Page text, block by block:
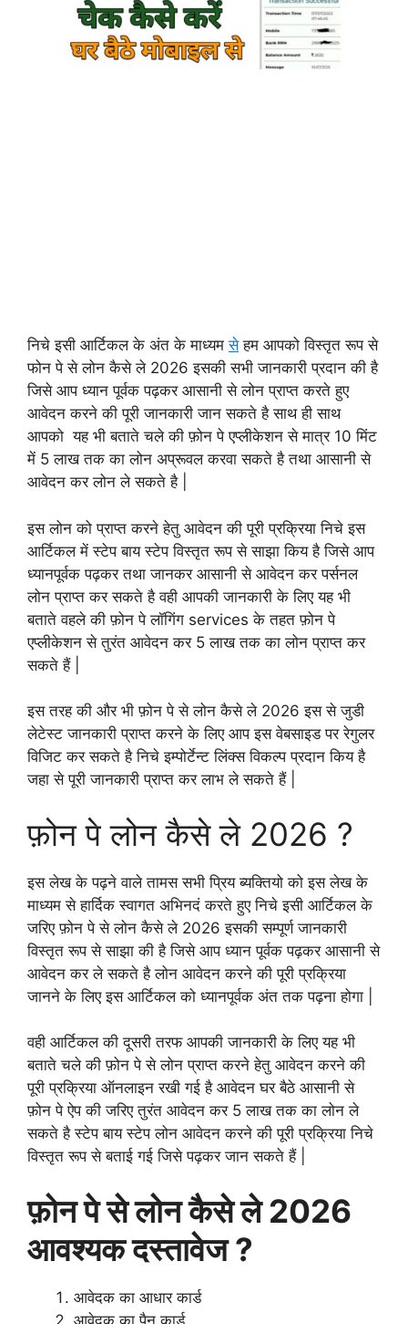
निचे इसी आर्टिकल के अंत के माध्यमसेहम आपको विस्तृत रूप से
फोन पे से लोन कैसे ले 2026 इसकी सभी जानकारी प्रदान की है
जिसे आप ध्यान पूर्वक पढ़कर आसानी से लोन प्राप्त करते हुए
आवेदन करने की पूरी जानकारी जान सकते है साथ ही साथ
आपको यह भी बताते चले की फ़ोन पे एप्लीकेशन से मात्र 10 मिंट
में 5 लाख तक का लोन अप्रूवल करवा सकते है तथा आसानी से
आवेदन कर लोन ले सकते है |
इस लोन को प्राप्त करने हेतु आवेदन की पूरी प्रक्रिया निचे इस
आर्टिकल में स्टेप बाय स्टेप विस्तृत रूप से साझा किय है जिसे आप
ध्यानपूर्वक पढ़कर तथा जानकर आसानी से आवेदन कर पर्सनल
लोन प्राप्त कर सकते है वही आपकी जानकारी के लिए यह भी
बताते वहले की फ़ोन पे लॉगिंग services के तहत फ़ोन पे
एप्लीकेशन से तुरंत आवेदन कर 5 लाख तक का लोन प्राप्त कर
सकते हैं |
इस तरह की और भी फ़ोन पे से लोन कैसे ले 2026 इस से जुडी
लेटेस्ट जानकारी प्राप्त करने के लिए आप इस वेबसाइड पर रेगुलर
विजिट कर सकते है निचे इम्पोर्टेन्ट लिंक्स विकल्प प्रदान किय है
जहा से पूरी जानकारी प्राप्त कर लाभ ले सकते हैं |
फ़ोन पे लोन कैसे ले 2026 ?
इस लेख के पढ़ने वाले तामस सभी प्रिय ब्यक्तियो को इस लेख के
माध्यम से हार्दिक स्वागत अभिनदं करते हुए निचे इसी आर्टिकल के
जरिए फ़ोन पे से लोन कैसे ले 2026 इसकी सम्पूर्ण जानकारी
विस्तृत रूप से साझा की है जिसे आप ध्यान पूर्वक पढ़कर आसानी से
आवेदन कर ले सकते है लोन आवेदन करने की पूरी प्रक्रिया
जानने के लिए इस आर्टिकल को ध्यानपूर्वक अंत तक पढ़ना होगा |
वही आर्टिकल की दूसरी तरफ आपकी जानकारी के लिए यह भी
बताते चले की फ़ोन पे से लोन प्राप्त करने हेतु आवेदन करने की
पूरी प्रक्रिया ऑनलाइन रखी गई है आवेदन घर बैठे आसानी से
फ़ोन पे ऐप की जरिए तुरंत आवेदन कर 5 लाख तक का लोन ले
सकते है स्टेप बाय स्टेप लोन आवेदन करने की पूरी प्रक्रिया निचे
विस्तृत रूप से बताई गई जिसे पढ़कर जान सकते हैं |
फ़ोन पे से लोन कैसे ले 2026
आवश्यक दस्तावेज ?
आवेदक का आधार कार्ड
आवेदक का पैन कार्ड